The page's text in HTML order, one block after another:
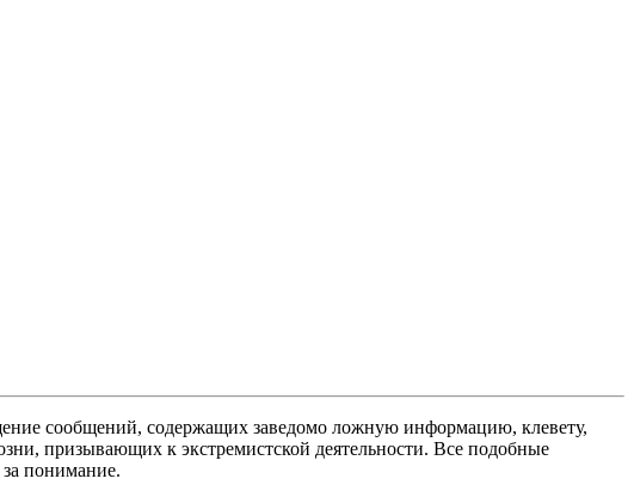
сообщений, содержащих заведомо ложную информацию, клевету,
призывающих к экстремистской деятельности. Все подобные
понимание.